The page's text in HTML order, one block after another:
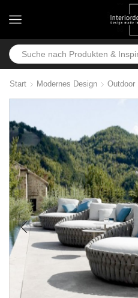
Start Modernes Design Outdoor